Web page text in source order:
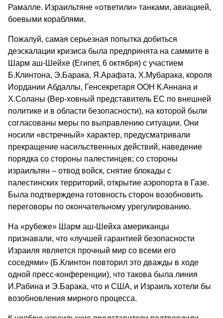
Рамалле. Израильтяне «ответили» танками, авиацией,
боевыми кораблями.
Пожалуй, самая серьезная попытка добиться
деэскалации кризиса была предпринята на саммите в
Шарм аш-Шейхе (Египет, 6 октября) с участием
Б.Клинтона, Э.Барака, Я.Арафата, Х.Мубарака, короля
Иордании Абдаллы, Генсекретаря ООН К.Аннана и
Х.Соланы (Вер-ховный представитель ЕС по внешней
политике и в области безопасности), на которой были
согласованы меры по выправлению ситуации. Они
носили «встречный» характер, предусматривали
прекращение насильственных действий, наведение
порядка со стороны палестинцев; со стороны
израильтян – отвод войск, снятие блокады с
палестинских территорий, открытие аэропорта в Газе.
Была подтверждена готовность сторон возобновить
переговоры по окончательному урегулированию.
На «рубеже» Шарм аш-Шейха американцы
признавали, что «лучшей гарантией безопасности
Израиля является прочный мир со всеми его
соседями» (Б.Клинтон повторил это дважды в ходе
одной пресс-конференции), что такова была линия
И.Рабина и Э.Барака, что и США, и Израиль хотели бы
возобновления мирного процесса.